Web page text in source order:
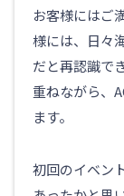
お客様にはご
様には、日々
だと再認識で
重ねながら、
ます。
初回のイベン